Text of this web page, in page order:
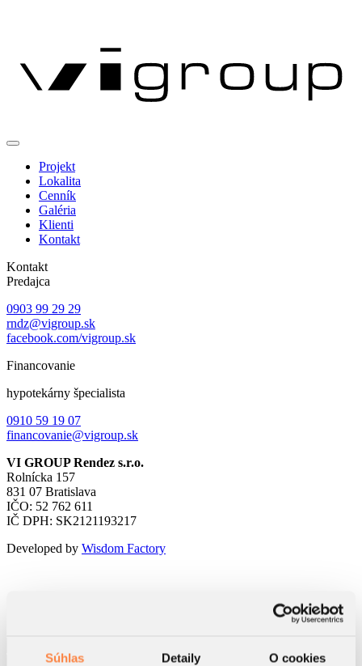
Súhlas Detaily O cookies
Projekt
Lokalita
Cenník
Galéria
Klienti
Kontakt
Kontakt
Predajca
0903 99 29 29
rndz@vigroup.sk
facebook.com/vigroup.sk
Financovanie
hypotekárny špecialista
0910 59 19 07
financovanie@vigroup.sk
VI GROUP Rendez s.r.o.
Rolnícka 157
831 07 Bratislava
IČO: 52 762 611
IČ DPH: SK2121193217
Developed by Wisdom Factory